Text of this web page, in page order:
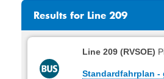
Results for Line 209
Line 209 (RVSOE)
Standardfahrplan -